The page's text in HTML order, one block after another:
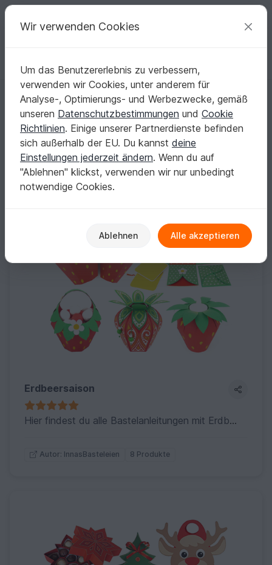
Deine kreativen Ideen
Deutsch | € (EUR) einloggen Kostenlos registrieren
InnasBasteleien
Verifiziert Elite Autor 23k
1047 Bewertungen
Kontakt | Folgen | Zum Store |
Erdbeersaison
Hier findest du alle Bastelanleitungen mit Erdbeermotiven
Autor: InnasBasteleien 8 Produkte
Wir verwenden Cookies
Um das Benutzererlebnis zu verbessern,
verwenden wir Cookies, unter anderem für
Analyse-, Optimierungs- und Werbezwecke, gemäß
unseren Datenschutzbestimmungen und Cookie
Richtlinien. Einige unserer Partnerdienste befinden
sich außerhalb der EU. Du kannst deine
Einstellungen jederzeit ändern. Wenn du auf
"Ablehnen" klickst, verwenden wir nur unbedingt
notwendige Cookies.
Ablehnen Alle akzeptieren